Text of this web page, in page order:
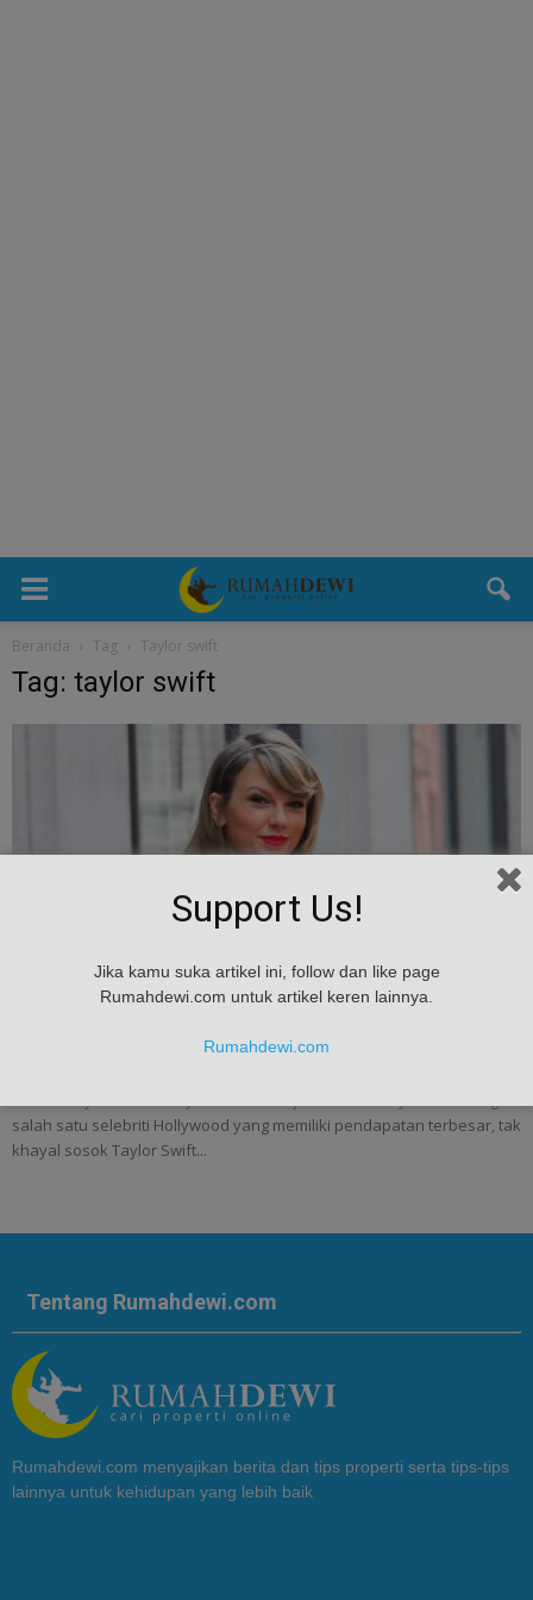
Beranda Tag Taylor swift
Tag: taylor swift
Rumah Taylor Swift Menjadi Ikon Bersejarah
salah satu selebriti Hollywood yang memiliki pendapatan terbesar, tak
khayal sosok Taylor Swift...
Tentang Rumahdewi.com
Rumahdewi.com menyajikan berita dan tips properti serta tips-tips
lainnya untuk kehidupan yang lebih baik
Support Us!
Jika kamu suka artikel ini, follow dan like page
Rumahdewi.com untuk artikel keren lainnya.
Rumahdewi.com